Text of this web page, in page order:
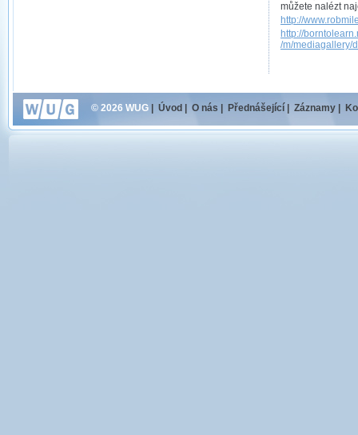
můžete nalézt
http://
http://
/m/mediagallery/
© 2026 WUG Úvod O nás Přednášející Záznamy